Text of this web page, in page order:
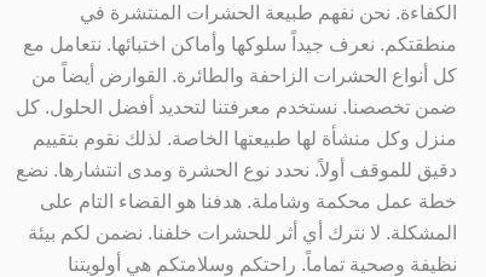
الكفاءة. نحن نفهم طبيعة الحشرات المنتشرة في
منطقتكم. نعرف جيداً سلوكها وأماكن اختبائها. نتعامل مع
كل أنواع الحشرات الزاحفة والطائرة. القوارض أيضاً من
ضمن تخصصنا. نستخدم معرفتنا لتحديد أفضل الحلول. كل
منزل وكل منشأة لها طبيعتها الخاصة. لذلك نقوم بتقييم
دقيق للموقف أولاً. نحدد نوع الحشرة ومدى انتشارها. نضع
خطة عمل محكمة وشاملة. هدفنا هو القضاء التام على
المشكلة. لا نترك أي أثر للحشرات خلفنا. نضمن لكم بيئة
نظيفة وصحية تماماً. راحتكم وسلامتكم هي أولويتنا